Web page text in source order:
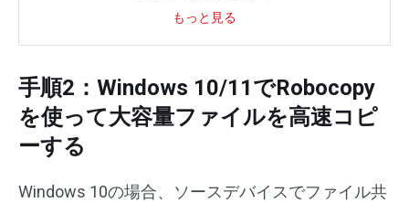
もっと見る
手順2：Windows 10/11でRobocopy
を使って大容量ファイルを高速コピ
ーする
Windows 10の場合、ソースデバイスでファイル共